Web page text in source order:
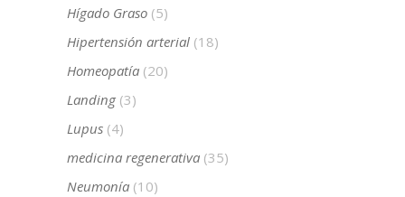
Hígado Graso (5)
Hipertensión arterial (18)
Homeopatía (20)
Landing (3)
Lupus (4)
medicina regenerativa (35)
Neumonía (10)